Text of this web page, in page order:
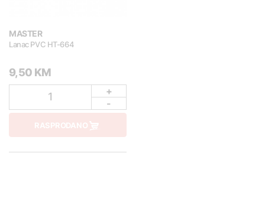
MASTER
Lanac PVC HT-664
9,50 KM
1
+
-
RASPRODANO